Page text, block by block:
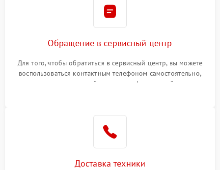
Обращение в сервисный центр
Для того, чтобы обратиться в сервисный центр, вы можете
воспользоваться контактным телефоном самостоятельно,
или оставить свой номер телефона на сайте
Доставка техники